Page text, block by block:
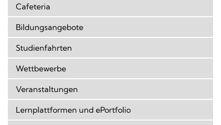
Cafeteria
Bildungsangebote
Studienfahrten
Wettbewerbe
Veranstaltungen
Lernplattformen und ePortfolio